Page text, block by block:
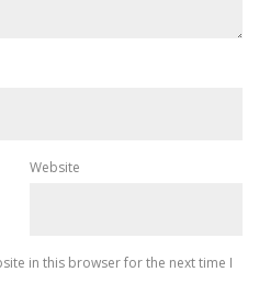
Website
in this browser for the next time I